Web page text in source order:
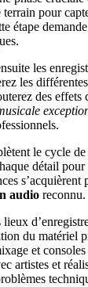
pour
étape
les
les
des effets
le cycle de
détail
s’acquièrent
audio reconnu.
du matériel
et
artistes et